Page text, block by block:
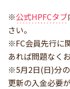
※公式HPFCタブ
さい。
※FC会員先行に
あれば問題なく
※5月2日(日)分の
更新の入金必要